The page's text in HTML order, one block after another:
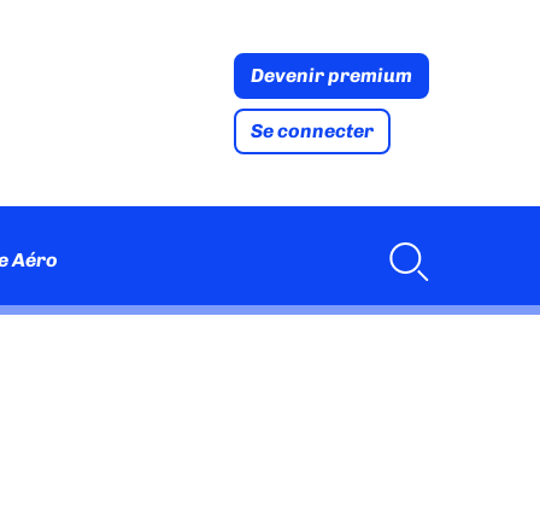
Devenir premium
Se connecter
Aéro